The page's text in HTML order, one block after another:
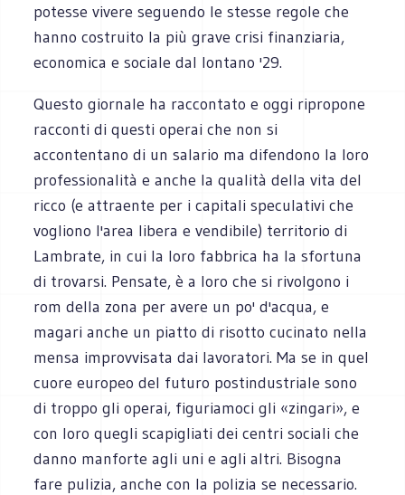
potesse vivere seguendo le stesse regole che
hanno costruito la più grave crisi finanziaria,
economica e sociale dal lontano '29.
Questo giornale ha raccontato e oggi ripropone
racconti di questi operai che non si
accontentano di un salario ma difendono la loro
professionalità e anche la qualità della vita del
ricco (e attraente per i capitali speculativi che
vogliono l'area libera e vendibile) territorio di
Lambrate, in cui la loro fabbrica ha la sfortuna
di trovarsi. Pensate, è a loro che si rivolgono i
rom della zona per avere un po' d'acqua, e
magari anche un piatto di risotto cucinato nella
mensa improvvisata dai lavoratori. Ma se in quel
cuore europeo del futuro postindustriale sono
di troppo gli operai, figuriamoci gli «zingari», e
con loro quegli scapigliati dei centri sociali che
danno manforte agli uni e agli altri. Bisogna
fare pulizia, anche con la polizia se necessario.